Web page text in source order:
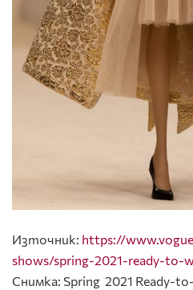
Източник: https://
shows/spring-2021-ready-to-
Снимка: Spring 2021 Ready-